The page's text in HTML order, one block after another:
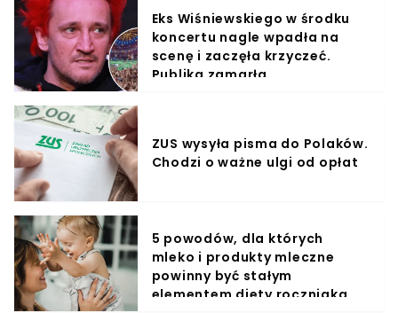
Eks Wiśniewskiego w środku
koncertu nagle wpadła na
scenę i zaczęła krzyczeć.
Publika zamarła
ZUS wysyła pisma do Polaków.
Chodzi o ważne ulgi od opłat
5 powodów, dla których
mleko i produkty mleczne
powinny być stałym
elementem diety roczniaka